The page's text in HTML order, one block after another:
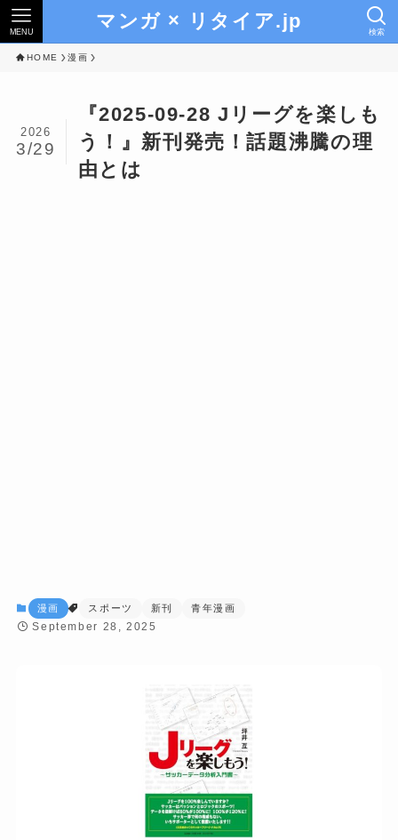
マンガ × リタイア.jp 検索
MENU
HOME 漫画
『2025-09-28 Jリーグを楽しも
う！』新刊発売！話題沸騰の理
由とは
2026
3/29
漫画 スポーツ 新刊 青年漫画
September 28, 2025